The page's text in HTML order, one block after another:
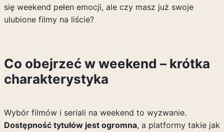
się weekend pełen emocji, ale czy masz już swoje
ulubione filmy na liście?
Co obejrzeć w weekend – krótka
charakterystyka
Wybór filmów i seriali na weekend to wyzwanie.
Dostępność tytułów jest ogromna, a platformy takie jak